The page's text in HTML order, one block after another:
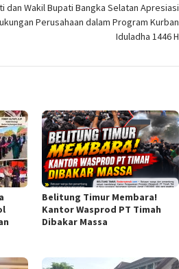
dan Wakil Bupati Bangka Selatan Apresiasi
Perusahaan dalam Program Kurban
Iduladha 1446 H
Belitung Timur Membara!
Kantor Wasprod PT Timah
Dibakar Massa